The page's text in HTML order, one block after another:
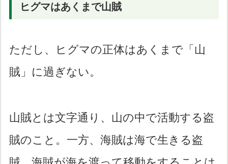
ヒグマはあくまで山賊
ただし、ヒグマの正体はあくまで「山
賊」に過ぎない。
山賊とは文字通り、山の中で活動する盗
賊のこと。一方、海賊は海で生きる盗